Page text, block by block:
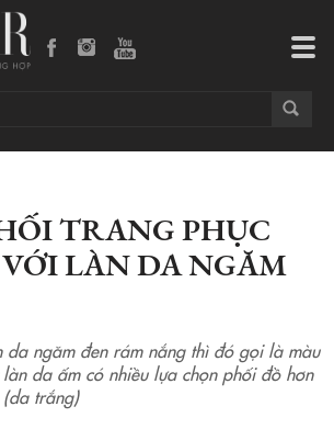
TRANG PHỤC
LÀN DA NGĂM
da ngăm đen rám nắng thì đó gọi là màu
da ấm có nhiều lựa chọn phối đồ hơn
trắng)
phục phù hợp với làn da ngăm đen